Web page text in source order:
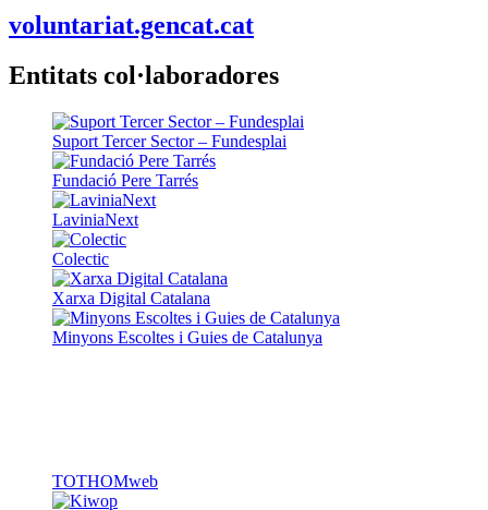
voluntariat.gencat.cat
Entitats col·laboradores
Suport Tercer Sector – Fundesplai
Fundació Pere Tarrés
LaviniaNext
Colectic
Xarxa Digital Catalana
Minyons Escoltes i Guies de Catalunya
TOTHOMweb